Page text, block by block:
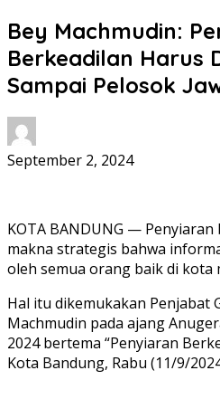
Bey Machmudin:
Berkeadilan Harus
Sampai Pelosok
September 2, 2024
KOTA BANDUNG —
makna strategis bahwa
oleh semua orang baik di kota
Hal itu dikemukakan Penjabat
Machmudin pada ajang
2024 bertema “Penyiaran
Kota Bandung, Rabu (11/9/